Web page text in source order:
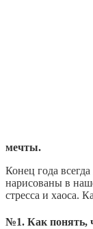
мечты.
Конец года
нарисованы в
стресса и хаоса.
№1. Как понять,